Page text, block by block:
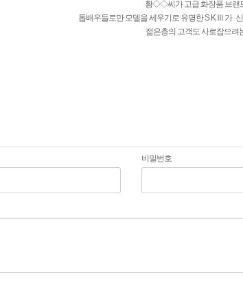
황◇◇씨가 고급 화장품 브랜
톱배우들로만 모델을 세우기로 유명한SKⅢ가 신
젊은층의 고객도 사로잡으려
비밀번호